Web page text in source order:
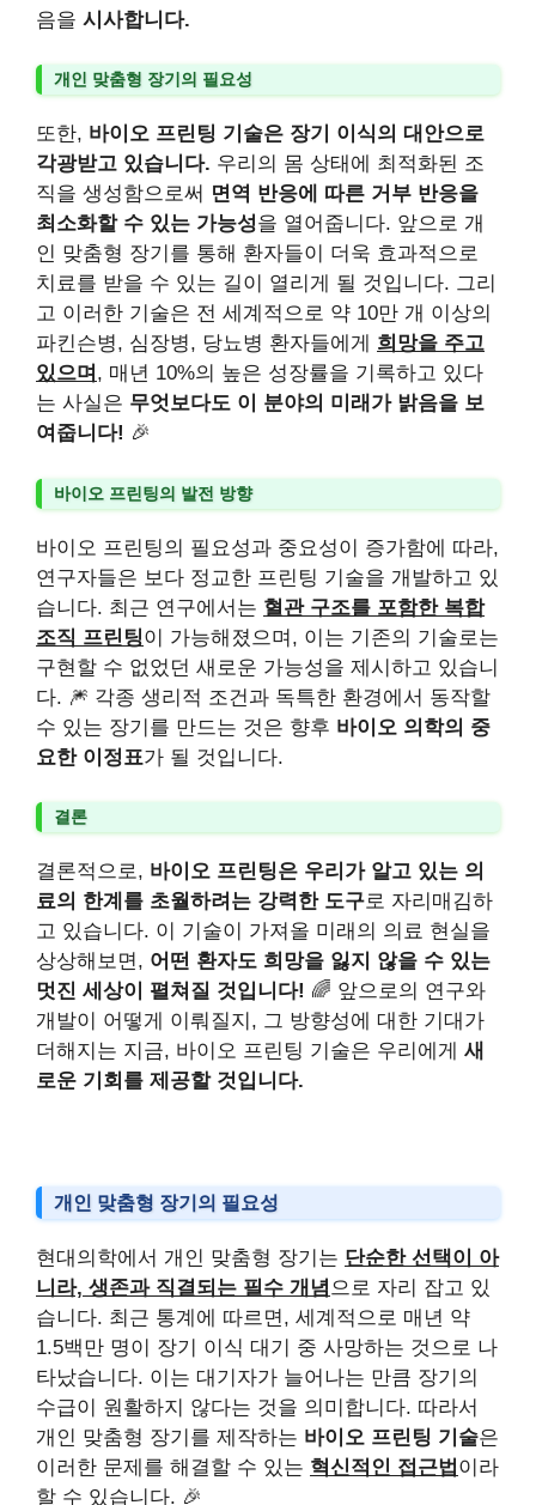
음을 시사합니다.
개인 맞춤형 장기의 필요성
또한, 바이오 프린팅 기술은 장기 이식의 대안으로
각광받고 있습니다. 우리의 몸 상태에 최적화된 조
직을 생성함으로써 면역 반응에 따른 거부 반응을
최소화할 수 있는 가능성을 열어줍니다. 앞으로 개
인 맞춤형 장기를 통해 환자들이 더욱 효과적으로
치료를 받을 수 있는 길이 열리게 될 것입니다. 그리
고 이러한 기술은 전 세계적으로 약 10만 개 이상의
파킨슨병, 심장병, 당뇨병 환자들에게 희망을 주고
있으며 , 매년 10%의 높은 성장률을 기록하고 있다
는 사실은 무엇보다도 이 분야의 미래가 밝음을 보
여줍니다! 🎉
바이오 프린팅의 발전 방향
바이오 프린팅의 필요성과 중요성이 증가함에 따라,
연구자들은 보다 정교한 프린팅 기술을 개발하고 있
습니다. 최근 연구에서는 혈관 구조를 포함한 복합
조직 프린팅이 가능해졌으며, 이는 기존의 기술로는
구현할 수 없었던 새로운 가능성을 제시하고 있습니
다. 🎆 각종 생리적 조건과 독특한 환경에서 동작할
수 있는 장기를 만드는 것은 향후 바이오 의학의 중
요한 이정표가 될 것입니다.
결론
결론적으로, 바이오 프린팅은 우리가 알고 있는 의
료의 한계를 초월하려는 강력한 도구로 자리매김하
고 있습니다. 이 기술이 가져올 미래의 의료 현실을
상상해보면, 어떤 환자도 희망을 잃지 않을 수 있는
멋진 세상이 펼쳐질 것입니다! 🌈 앞으로의 연구와
개발이 어떻게 이뤄질지, 그 방향성에 대한 기대가
더해지는 지금, 바이오 프린팅 기술은 우리에게 새
로운 기회를 제공할 것입니다.
개인 맞춤형 장기의 필요성
현대의학에서 개인 맞춤형 장기는 단순한 선택이 아
니라, 생존과 직결되는 필수 개념으로 자리 잡고 있
습니다. 최근 통계에 따르면, 세계적으로 매년 약
1.5백만 명이 장기 이식 대기 중 사망하는 것으로 나
타났습니다. 이는 대기자가 늘어나는 만큼 장기의
수급이 원활하지 않다는 것을 의미합니다. 따라서
개인 맞춤형 장기를 제작하는 바이오 프린팅 기술은
이러한 문제를 해결할 수 있는 혁신적인 접근법 이라
할 수 있습니다. 🎉